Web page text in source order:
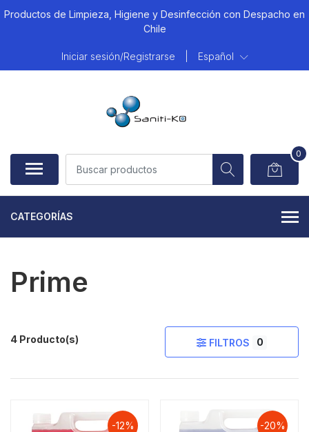
Productos de Limpieza, Higiene y Desinfección con Despacho en
Chile
Iniciar sesión/Registrarse Español
0
CATEGORÍAS
Prime
4 Producto(s) FILTROS 0
-12% -20%